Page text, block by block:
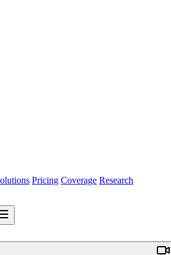
Pricing Coverage Research